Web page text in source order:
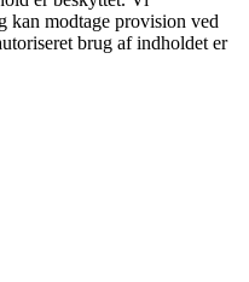
kan modtage provision ved
brug af indholdet er